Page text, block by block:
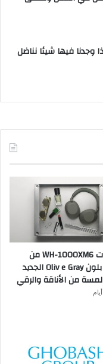
وجدنا فيها شيئا نناضل
سماعات WH-1000XM6 من
سوني بلون Oliv e Gray الجديد
من الأناقة والرقي